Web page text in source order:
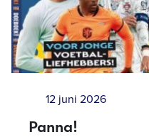
12 juni 2026
Panna!